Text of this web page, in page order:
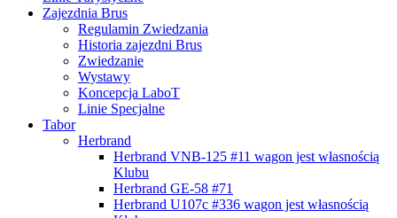
Zajezdnia Brus
Regulamin Zwiedzania
Historia zajezdni Brus
Zwiedzanie
Wystawy
Koncepcja LaboT
Linie Specjalne
Tabor
Herbrand
Herbrand VNB-125 #11 wagon jest własnością
Klubu
Herbrand GE-58 #71
Herbrand U107c #336 wagon jest własnością